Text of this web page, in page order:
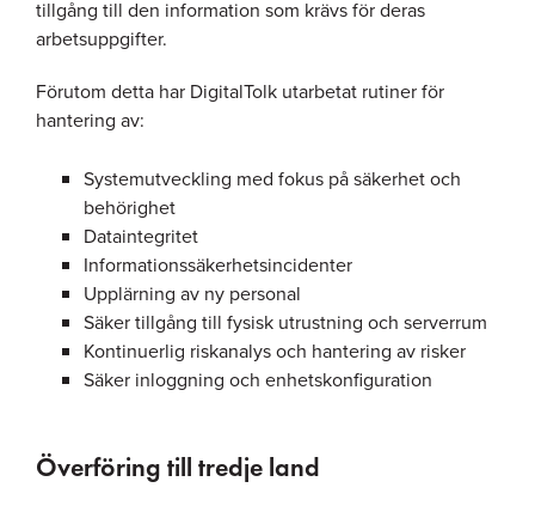
tillgång till den information som krävs för deras
arbetsuppgifter.
Förutom detta har DigitalTolk utarbetat rutiner för
hantering av:
Systemutveckling med fokus på säkerhet och
behörighet
Dataintegritet
Informationssäkerhetsincidenter
Upplärning av ny personal
Säker tillgång till fysisk utrustning och serverrum
Kontinuerlig riskanalys och hantering av risker
Säker inloggning och enhetskonfiguration
Överföring till tredje land